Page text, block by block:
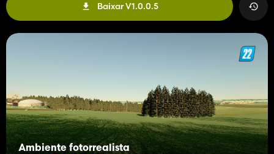
Baixar V1.0.0.5
Ambiente fotorrealista